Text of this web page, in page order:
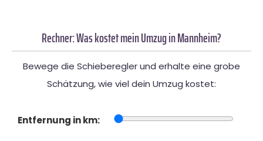
Rechner: Was kostet mein Umzug in Mannheim?
Bewege die Schieberegler und erhalte eine grobe
Schätzung, wie viel dein Umzug kostet:
Entfernung in km: